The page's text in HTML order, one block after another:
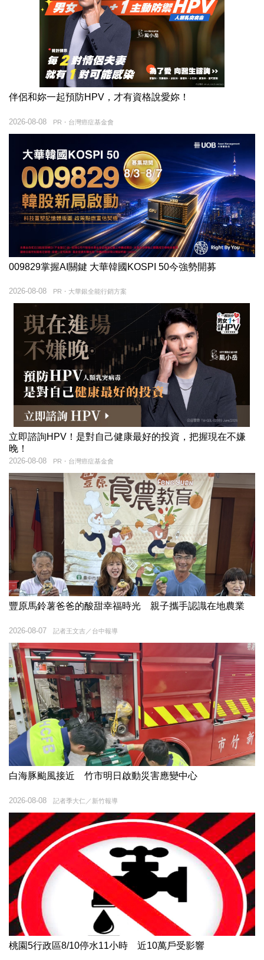
伴侶和妳一起預防HPV，才有資格說愛妳！
PR・台灣癌症基金會
2026-08-08
009829掌握AI關鍵 大華韓國KOSPI 50今強勢開募
PR・大華銀全能行銷方案
2026-08-08
立即諮詢HPV！是對自己健康最好的投資，把握現在不嫌
晚！
PR・台灣癌症基金會
2026-08-08
豐原馬鈴薯爸爸的酸甜幸福時光 親子攜手認識在地農業
記者王文吉／台中報導
2026-08-07
白海豚颱風接近 竹市明日啟動災害應變中心
記者季大仁／新竹報導
2026-08-08
桃園5行政區8/10停水11小時 近10萬戶受影響